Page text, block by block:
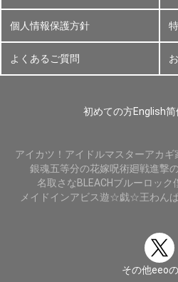
個人情報保護方針
よくあるご質問
初めての方English简
アイカツ！ アイドルマスターアカギ
銀魂五等分の花嫁呪術廻戦進撃
名取さなBLEACHブルーロック
メイドインアビス遊☆戯☆王わん
その他eeo